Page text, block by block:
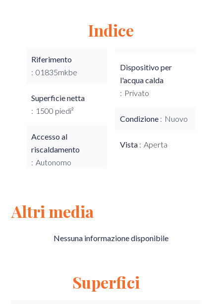
Indice
Riferimento
01835mkbe
Superficie netta
1500 piedi²
Accesso al
riscaldamento
Autonomo
Dispositivo per
l'acqua calda
Privato
Condizione Nuovo
Vista Aperta
Altri media
Nessuna informazione disponibile
Superfici